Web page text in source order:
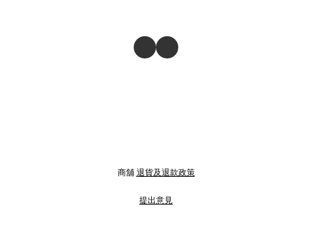
商舖 退貨及退款政策
提出意見